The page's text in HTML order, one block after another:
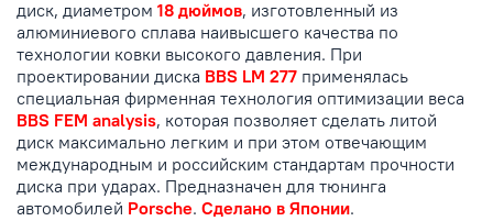
диск, диаметром 18 дюймов, изготовленный из
алюминиевого сплава наивысшего качества по
технологии ковки высокого давления. При
проектировании диска BBS LM 277 применялась
специальная фирменная технология оптимизации веса
BBS FEM analysis, которая позволяет сделать литой
диск максимально легким и при этом отвечающим
международным и российским стандартам прочности
диска при ударах. Предназначен для тюнинга
автомобилей Porsche. Сделано в Японии.